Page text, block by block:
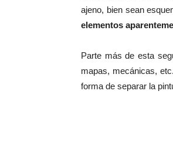
ajeno, bien sean
elementos
Parte más de esta
mapas, mecánicas,
forma de separar la